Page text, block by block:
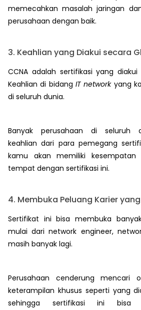
memecahkan masalah jaringan
perusahaan dengan baik.
3. Keahlian yang Diakui secara
CCNA adalah sertifikasi yang
Keahlian di bidang IT network yang
di seluruh dunia.
Banyak perusahaan di seluruh
keahlian dari para pemegang
kamu akan memiliki kesempatan
tempat dengan sertifikasi ini.
4. Membuka Peluang Karier
Sertifikat ini bisa membuka
mulai dari network engineer,
masih banyak lagi.
Perusahaan cenderung mencari
keterampilan khusus seperti yang
sehingga sertifikasi ini bisa